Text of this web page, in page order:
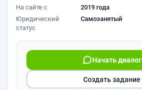
На сайте с
2019 года
Юридический
статус
Самозанятый
Начать диалог
Создать задание